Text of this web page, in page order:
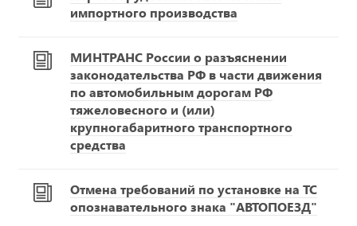
импортного производства
МИНТРАНС России о разъяснении
законодательства РФ в части движения
по автомобильным дорогам РФ
тяжеловесного и (или)
крупногабаритного транспортного
средства
Отмена требований по установке на ТС
опознавательного знака "АВТОПОЕЗД"